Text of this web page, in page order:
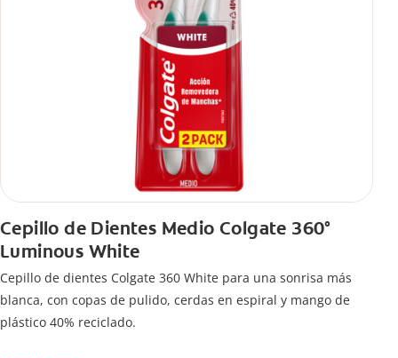
Cepillo de Dientes Medio Colgate 360°
Luminous White
Cepillo de dientes Colgate 360 White para una sonrisa más
blanca, con copas de pulido, cerdas en espiral y mango de
plástico 40% reciclado.